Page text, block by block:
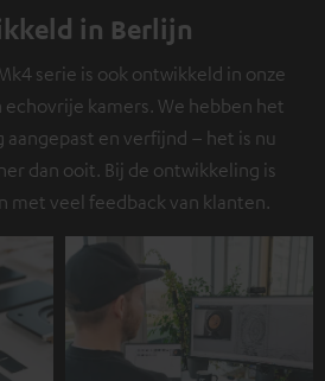
in Berlijn
serie is ook ontwikkeld in onze
kamers. We hebben het
en verfijnd – het is nu
dan ooit. Bij de ontwikkeling is
met veel feedback van klanten.